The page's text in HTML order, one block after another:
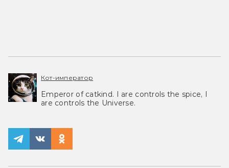
Кот-император
Emperor of catkind. I are controls the spice, I
are controls the Universe.